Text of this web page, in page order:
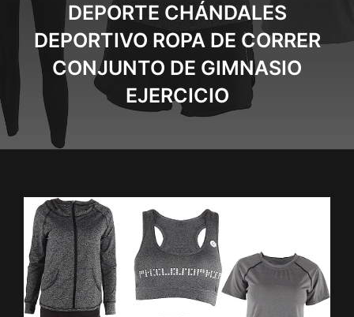
DEPORTE CHÁNDALES
DEPORTIVO ROPA DE CORRER
CONJUNTO DE GIMNASIO
EJERCICIO